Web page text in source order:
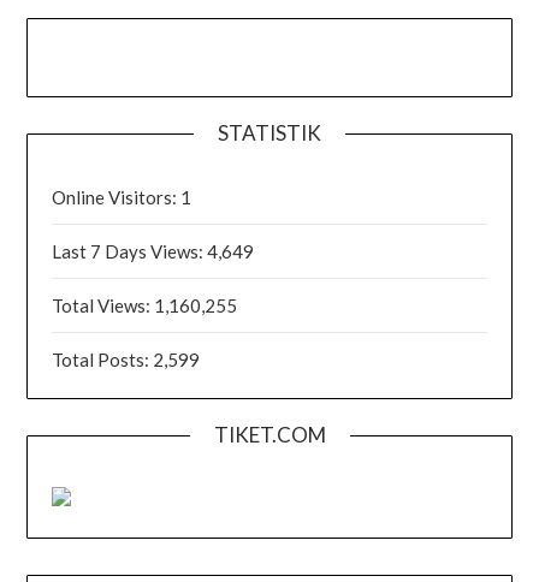
STATISTIK
Online Visitors: 1
Last 7 Days Views:4,649
Total Views: 1,160,255
Total Posts: 2,599
TIKET.COM